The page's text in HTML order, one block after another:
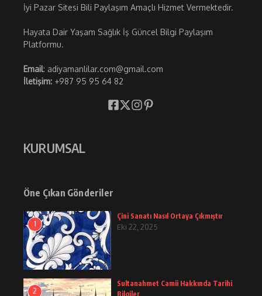
İyi Pazar Sitesi Bili Paylaşım Amaçlı Hizmet Vermektedir.
Hayata Dair Yaşam Sağlık İş Güncel Bilgi Paylaşım
Platformu.
Email: adiyamanlilar.com@gmail.com
İletişim: +987 95 95 64 82
KURUMSAL
Öne Çıkan Gönderiler
1
Çini Sanatı Nasıl Ortaya Çıkmıştır
Eki 22, 2025
2
Sultanahmet Camii Hakkında Tarihi
Bilgiler